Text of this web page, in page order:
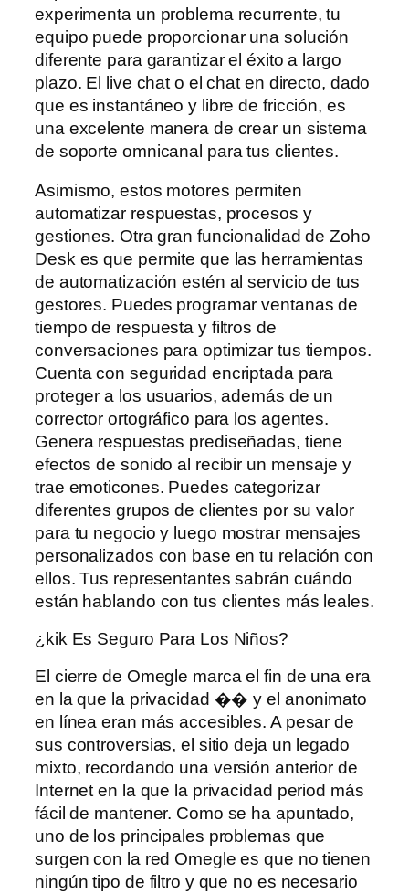
experimenta un problema recurrente, tu
equipo puede proporcionar una solución
diferente para garantizar el éxito a largo
plazo. El live chat o el chat en directo, dado
que es instantáneo y libre de fricción, es
una excelente manera de crear un sistema
de soporte omnicanal para tus clientes.
Asimismo, estos motores permiten
automatizar respuestas, procesos y
gestiones. Otra gran funcionalidad de Zoho
Desk es que permite que las herramientas
de automatización estén al servicio de tus
gestores. Puedes programar ventanas de
tiempo de respuesta y filtros de
conversaciones para optimizar tus tiempos.
Cuenta con seguridad encriptada para
proteger a los usuarios, además de un
corrector ortográfico para los agentes.
Genera respuestas prediseñadas, tiene
efectos de sonido al recibir un mensaje y
trae emoticones. Puedes categorizar
diferentes grupos de clientes por su valor
para tu negocio y luego mostrar mensajes
personalizados con base ​​en tu relación con
ellos. Tus representantes sabrán cuándo
están hablando con tus clientes más leales.
¿kik Es Seguro Para Los Niños?
El cierre de Omegle marca el fin de una era
en la que la privacidad �� y el anonimato
en línea eran más accesibles. A pesar de
sus controversias, el sitio deja un legado
mixto, recordando una versión anterior de
Internet en la que la privacidad period más
fácil de mantener. Como se ha apuntado,
uno de los principales problemas que
surgen con la red Omegle es que no tienen
ningún tipo de filtro y que no es necesario